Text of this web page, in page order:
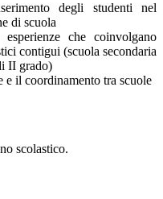
degli studenti nel
di scuola
che coinvolgano
contigui (scuola secondaria
II grado)
e il coordinamento tra scuole
scolastico.